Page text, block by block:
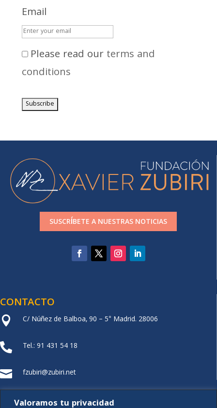
Valoramos tu privacidad
Email
Please read our terms and
conditions
SUSCRÍBETE A NUESTRAS NOTICIAS
CONTACTO
 C/ Núñez de Balboa, 90 – 5° Madrid. 28006
 Tel.: 91 431 54 18
 fzubiri@zubiri.net
FUNDACIÓN XZ